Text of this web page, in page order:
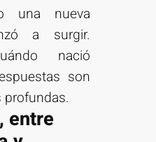
una nueva
a surgir.
nació
son
entre